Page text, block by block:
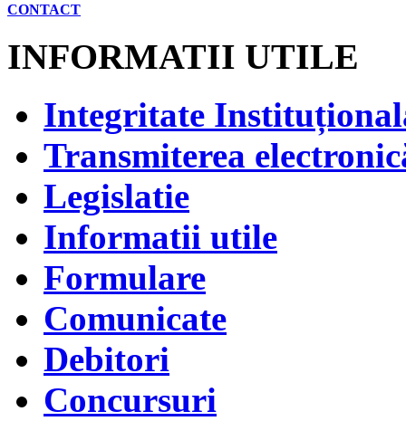
CONTACT
INFORMATII UTILE
Integritate
Transmiterea
Legislatie
Informatii utile
Formulare
Comunicate
Debitori
Concursuri